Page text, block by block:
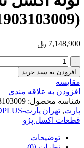
7,148,900 ﷼
لوله
اکسل
تانکی
-
XU7-
405-
TPCO(1903103009)
عدد
افزودن به سبد خرید
مقایسه
افزودن به علاقه مندی
شناسه محصول:
پارت, تهران پارت-ITPCOPLUS
قطعات اکسل پژو
توضیحات